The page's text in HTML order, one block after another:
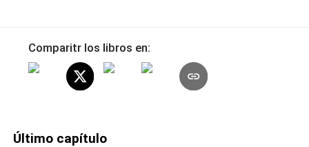
Comparitr los libros en:
Último capítulo